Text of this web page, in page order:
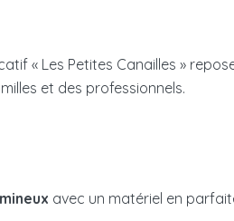
« Les Petites Canailles »
et des professionnels.
avec un matériel en